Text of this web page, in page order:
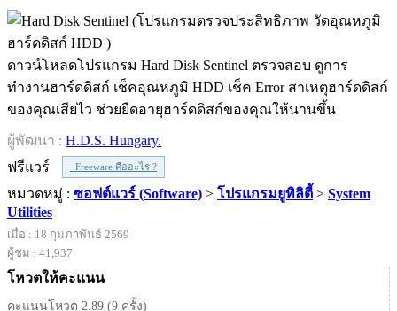
ดาวน์โหลดโปรแกรม Hard Disk Sentinel ตรวจสอบ ดูการ
ทำงานฮาร์ดดิสก์ เช็คอุณหภูมิ HDD เช็ค Error สาเหตุฮาร์ดดิสก์
ของคุณเสียไว ช่วยยืดอายุฮาร์ดดิสก์ของคุณให้นานขึ้น
ผู้พัฒนา : H.D.S. Hungary.
ฟรีแวร์
Freeware คืออะไร ?
หมวดหมู่ : ซอฟต์แวร์ (Software) > โปรแกรมยูทิลิตี้ > System
Utilities
เมื่อ : 18 กุมภาพันธ์ 2569
ผู้ชม : 41,937
โหวตให้คะแนน
คะแนนโหวต 2.89 (9 ครั้ง)